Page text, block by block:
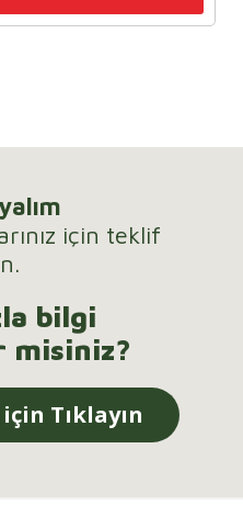
için teklif
bilgi
misiniz?
Tıklayın